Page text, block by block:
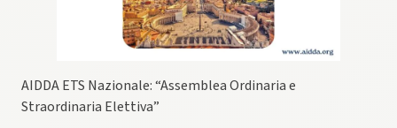
AIDDA ETS Nazionale: “Assemblea Ordinaria e
Straordinaria Elettiva”